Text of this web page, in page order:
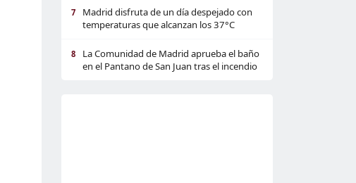
7
Madrid disfruta de un día despejado con
temperaturas que alcanzan los 37°C
8
La Comunidad de Madrid aprueba el baño
en el Pantano de San Juan tras el incendio